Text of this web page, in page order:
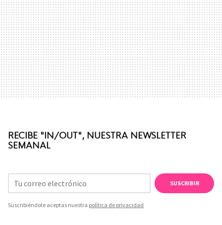
RECIBE "IN/OUT", NUESTRA NEWSLETTER
SEMANAL
SUSCRIBIR
Suscribiéndote aceptas nuestra política de privacidad